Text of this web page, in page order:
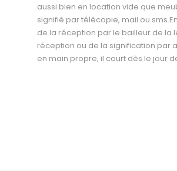
aussi bien en location vide que
signifié par télécopie, mail ou
de la réception par le bailleur de
réception ou de la signification par
en main propre, il court dès le jour